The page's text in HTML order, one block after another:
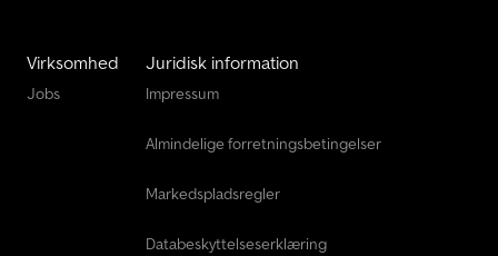
Virksomhed
Jobs
Juridisk information
Impressum
Almindelige forretningsbetingelser
Markedspladsregler
Databeskyttelseserklæring